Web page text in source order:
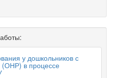
у дошкольников с
в процессе